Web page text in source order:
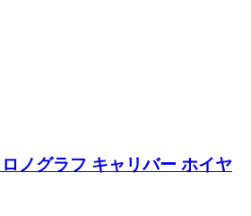
ノグラフ キャリバー ホイヤ